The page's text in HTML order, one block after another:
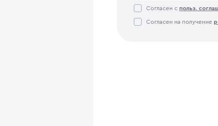
Согласен с польз.
Согласен на получение